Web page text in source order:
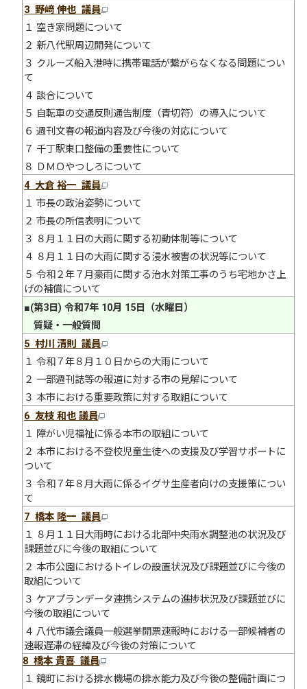
3 野﨑 伸也 議員
１ 空き家問題について
２ 新八代駅周辺開発について
３ クルーズ船入港時に携帯電話が繋がらなくなる問題につい
て
４ 談合について
５ 自転車の交通反則通告制度（青切符）の導入について
６ 週刊文春の報道内容及び今後の対応について
７ 千丁駅東口整備の重要性について
８ ＤＭＯやつしろについて
4 大倉 裕一 議員
１ 市長の政治姿勢について
２ 市長の所信表明について
３ ８月１１日の大雨に関する初動体制等について
４ ８月１１日の大雨に関する浸水被害の状況等について
５ 令和２年７月豪雨に関する治水対策工事のうち宅地かさ上
げの補償について
■(第3日) 令和7年 10月 15日（水曜日）
質疑・一般質問
5 村川 清則 議員
１ 令和７年８月１０日からの大雨について
２ 一部週刊誌等の報道に対する市の見解について
３ 本市における重要政策に対する取組について
6 友枝 和也 議員
１ 障がい児福祉に係る本市の取組について
２ 本市における不登校児童生徒への支援及び学習サポートに
ついて
３ 令和７年８月大雨に係るイグサ生産者向けの支援策につい
て
7 橋本 隆一 議員
１ ８月１１日大雨時における北部中央雨水調整池の状況及び
課題並びに今後の取組について
２ 本市公園におけるトイレの設置状況及び課題並びに今後の
取組について
３ ケアプランデータ連携システムの進捗状況及び課題並びに
今後の取組について
４ 八代市議会議員一般選挙開票速報時における一部候補者の
速報遅滞の経緯及び今後の対策について
8 橋本 貴喜 議員
１ 鏡町における排水機場の排水能力及び今後の整備計画につ